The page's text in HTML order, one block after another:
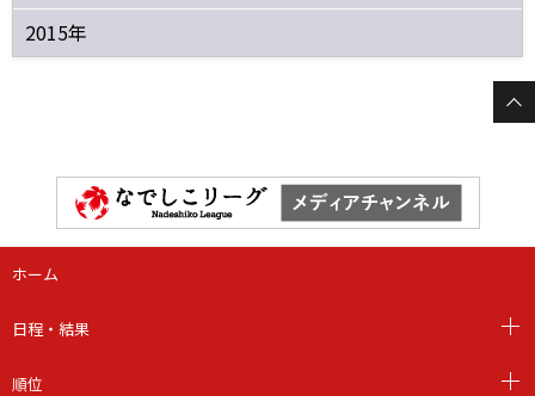
2015年
ホーム
日程・結果
順位